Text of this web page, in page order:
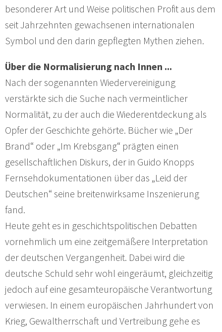
besonderer Art und Weise politischen Profit aus dem
seit Jahrzehnten gewachsenen internationalen
Symbol und den darin gepflegten Mythen ziehen.
Über die Normalisierung nach Innen ...
Nach der sogenannten Wiedervereinigung
verstärkte sich die Suche nach vermeintlicher
Normalität, zu der auch die Wiederentdeckung als
Opfer der Geschichte gehörte. Bücher wie „Der
Brand“ oder „Im Krebsgang“ prägten einen
gesellschaftlichen Diskurs, der in Guido Knopps
Fernsehdokumentationen über das „Leid der
Deutschen“ seine breitenwirksame Inszenierung
fand.
Heute geht es in geschichtspolitischen Debatten
vornehmlich um eine zeitgemäßere Interpretation
der deutschen Vergangenheit. Dabei wird die
deutsche Schuld sehr wohl eingeräumt, gleichzeitig
jedoch auf eine gesamteuropäische Verantwortung
verwiesen. In einem europäischen Jahrhundert von
Krieg, Gewaltherrschaft und Vertreibung gehe es